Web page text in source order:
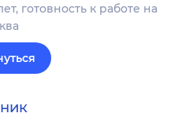
готовность к работе на